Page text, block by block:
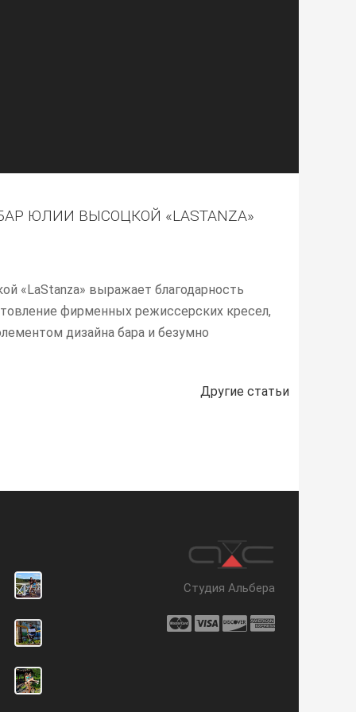
ЮЛИИ ВЫСОЦКОЙ «LASTANZA»
«LaStanza» выражает благодарность
фирменных режиссерских кресел,
дизайна бара и безумно
Другие статьи
Студия Альбера